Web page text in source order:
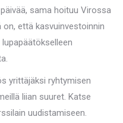
sama hoituu Virossa
että kasvuinvestoinnin
yrittäjäksi ryhtymisen
liian suuret. Katse
uudistamiseen.